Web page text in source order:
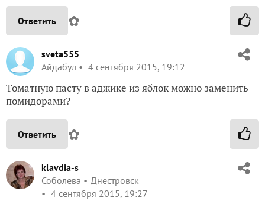
Ответить ✿
sveta555
Айдабул
4 сентября 2015, 19:12
Томатную пасту в аджике из яблок можно заменить
помидорами?
Ответить ✿
klavdia-s
Соболева
Днестровск
4 сентября 2015, 19:27